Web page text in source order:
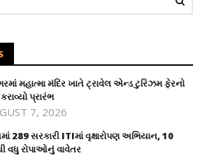
મહાત્મા મંદિર ખાતે ટ્રાવેલ એન્ડ ટુરિઝમ ફેરનો
પ્રારંભ
7, 2026
289 સરકારી ITIમાં વૃક્ષારોપણ અભિયાન, 10
વધુ રોપાઓનું વાવેતર